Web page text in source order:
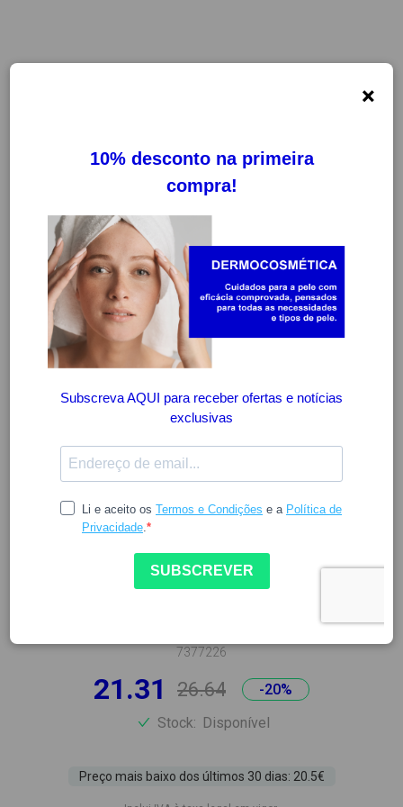
EASYSLIM SOLUÇÃO ORAL
DETOX MAX - 500ML
7377226
21.31 26.64
-20%
Stock: Disponível
Preço mais baixo dos últimos 30 dias: 20.5€
×